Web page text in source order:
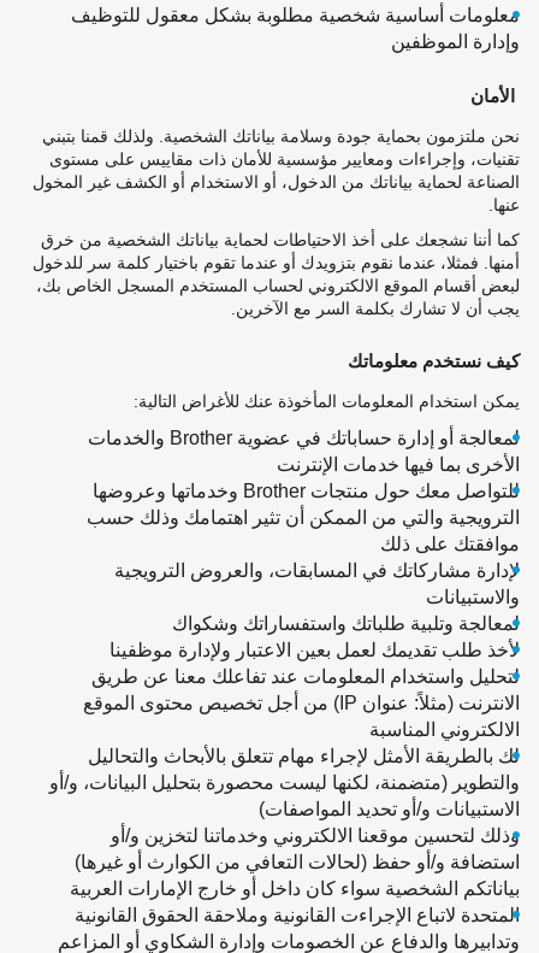
معلومات أساسية شخصية مطلوبة بشكل معقول للتوظيف
وإدارة الموظفين
الأمان
نحن ملتزمون بحماية جودة وسلامة بياناتك الشخصية. ولذلك قمنا بتبني
تقنيات، وإجراءات ومعايير مؤسسية للأمان ذات مقاييس على مستوى
الصناعة لحماية بياناتك من الدخول، أو الاستخدام أو الكشف غير المخول
عنها.
كما أننا نشجعك على أخذ الاحتياطات لحماية بياناتك الشخصية من خرق
أمنها. فمثلا، عندما نقوم بتزويدك أو عندما تقوم باختيار كلمة سر للدخول
لبعض أقسام الموقع الالكتروني لحساب المستخدم المسجل الخاص بك،
يجب أن لا تشارك بكلمة السر مع الآخرين.
كيف نستخدم معلوماتك
يمكن استخدام المعلومات المأخوذة عنك للأغراض التالية:
لمعالجة أو إدارة حساباتك في عضوية Brother والخدمات
الأخرى بما فيها خدمات الإنترنت
للتواصل معك حول منتجات Brother وخدماتها وعروضها
الترويجية والتي من الممكن أن تثير اهتمامك وذلك حسب
موافقتك على ذلك
لإدارة مشاركاتك في المسابقات، والعروض الترويجية
والاستبيانات
لمعالجة وتلبية طلباتك واستفساراتك وشكواك
لأخذ طلب تقديمك لعمل بعين الاعتبار ولإدارة موظفينا
لتحليل واستخدام المعلومات عند تفاعلك معنا عن طريق
الانترنت (مثلاً: عنوان IP) من أجل تخصيص محتوى الموقع
الالكتروني المناسبة
لك بالطريقة الأمثل لإجراء مهام تتعلق بالأبحاث والتحاليل
والتطوير (متضمنة، لكنها ليست محصورة بتحليل البيانات، و/أو
الاستبيانات و/أو تحديد المواصفات)
وذلك لتحسين موقعنا الالكتروني وخدماتنا لتخزين و/أو
استضافة و/أو حفظ (لحالات التعافي من الكوارث أو غيرها)
بياناتكم الشخصية سواء كان داخل أو خارج الإمارات العربية
المتحدة لاتباع الإجراءت القانونية وملاحقة الحقوق القانونية
وتدابيرها والدفاع عن الخصومات وإدارة الشكاوي أو المزاعم